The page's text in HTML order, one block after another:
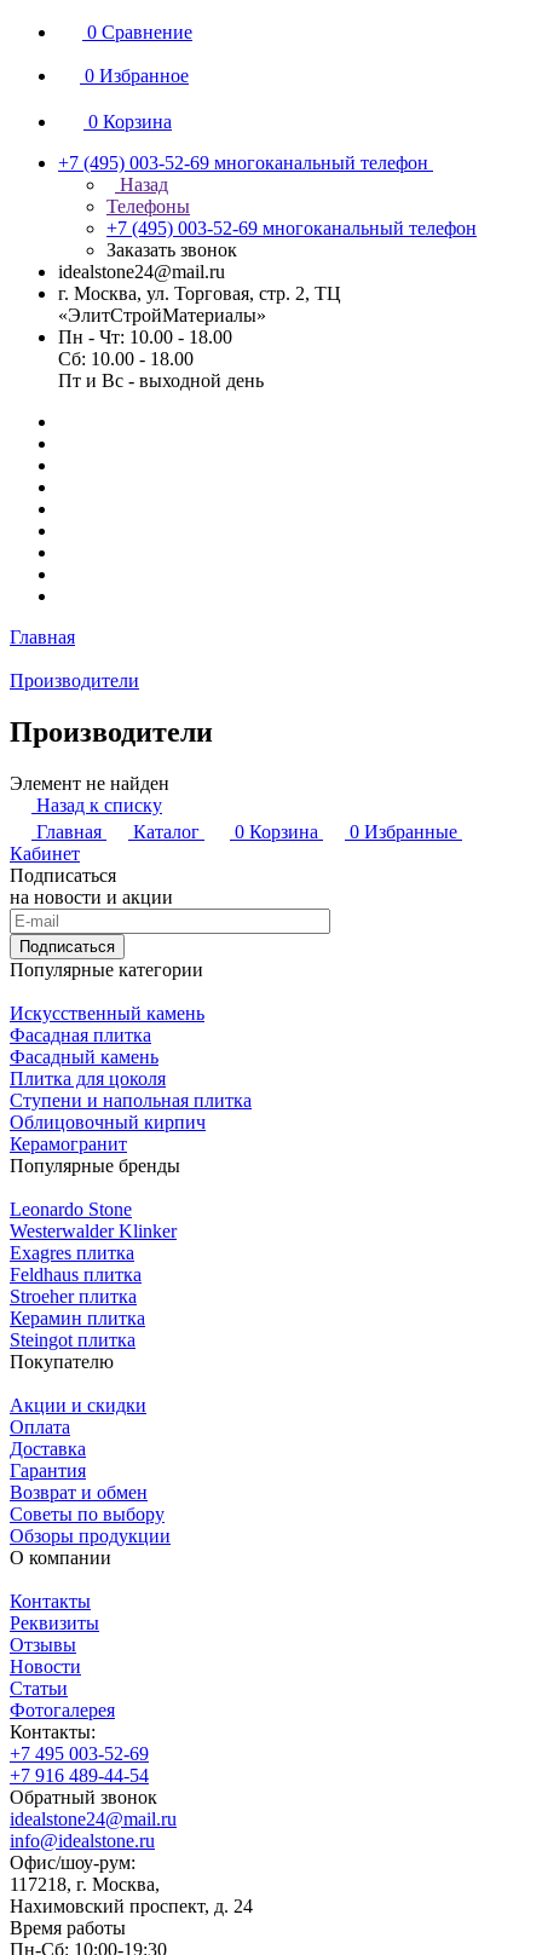
0 Сравнение
0 Избранное
0 Корзина
+7 (495) 003-52-69 многоканальный телефон
Назад
Телефоны
+7 (495) 003-52-69 многоканальный телефон
Заказать звонок
idealstone24@mail.ru
г. Москва, ул. Торговая, стр. 2, ТЦ
«ЭлитСтройМатериалы»
Пн - Чт: 10.00 - 18.00
Сб: 10.00 - 18.00
Пт и Вс - выходной день
Главная
Производители
Производители
Элемент не найден
Назад к списку
Главная
Каталог 0 Корзина 0 Избранные
Кабинет
Подписаться
на новости и акции
Подписаться
Популярные категории
Искусственный камень
Фасадная плитка
Фасадный камень
Плитка для цоколя
Ступени и напольная плитка
Облицовочный кирпич
Керамогранит
Популярные бренды
Leonardo Stone
Westerwalder Klinker
Exagres плитка
Feldhaus плитка
Stroeher плитка
Керамин плитка
Steingot плитка
Покупателю
Акции и скидки
Оплата
Доставка
Гарантия
Возврат и обмен
Советы по выбору
Обзоры продукции
О компании
Контакты
Реквизиты
Отзывы
Новости
Статьи
Фотогалерея
Контакты:
+7 495 003-52-69
+7 916 489-44-54
Обратный звонок
idealstone24@mail.ru
info@idealstone.ru
Офис/шоу-рум:
117218, г. Москва,
Нахимовский проспект, д. 24
Время работы
Пн-Сб: 10:00-19:30